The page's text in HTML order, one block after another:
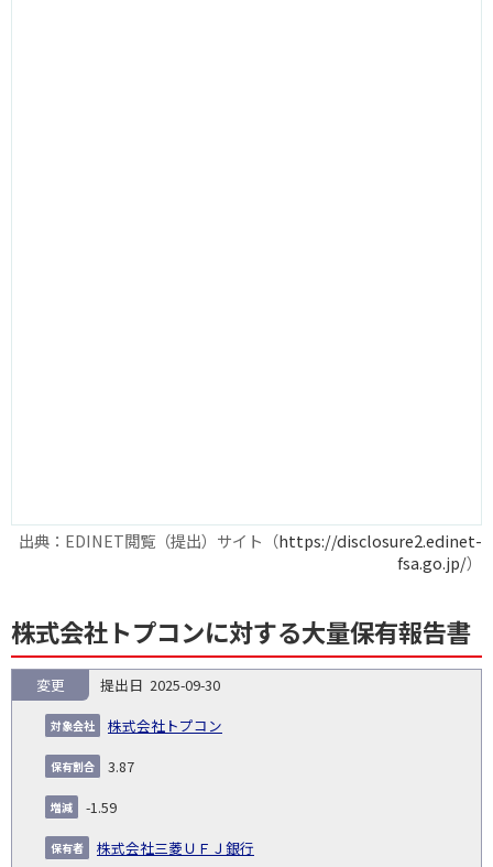
出典：EDINET閲覧（提出）サイト（https://disclosure2.edinet-
fsa.go.jp/）
株式会社トプコンに対する大量保有報告書
NO.
告
義
務
発
生
日
提
日
証券
対
2025-09-30
株式会社トプコン
変更
3.87
-1.59
株式会社三菱ＵＦＪ銀行